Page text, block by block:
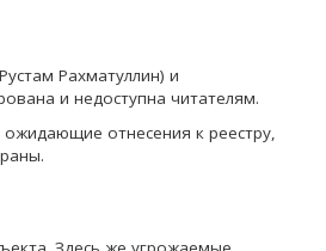
Рахматуллин) и
и недоступна читателям.
ожидающие отнесения к реестру,